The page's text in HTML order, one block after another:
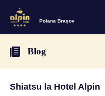
Poiana Brașov
Blog
Shiatsu la Hotel Alpin